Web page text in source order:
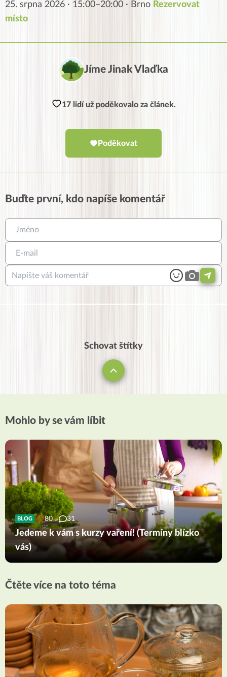
25. srpna 2026 · 15:00–20:00 · Brno Rezervovat
místo
Jíme Jinak Vlaďka
17 lidí už poděkovalo za článek.
Poděkovat
Buďte první, kdo napíše komentář
Schovat štítky
Mohlo by se vám líbit
BLOG 80 31
Jedeme k vám s kurzy vaření! (Termíny blízko
vás)
Čtěte více na toto téma